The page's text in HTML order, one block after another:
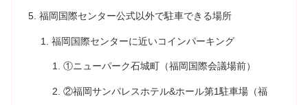
福岡国際センター公式以外で駐車できる場所
福岡国際センターに近いコインパーキング
①ニューパーク石城町（福岡国際会議場前）
②福岡サンパレスホテル&ホール第1駐車場（福